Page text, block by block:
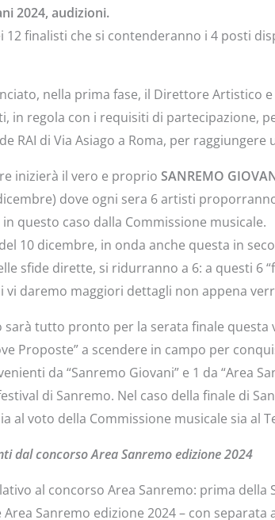
2024, audizioni.
12 finalisti che si contenderanno i 4 posti
nella prima fase, il Direttore Artistico
in regola con i requisiti di partecipazione,
RAI di Via Asiago a Roma, per
inizierà il vero e proprio SANREMO
dove ogni sera 6 artisti
questo caso dalla Commissione musicale.
10 dicembre, in onda anche questa in
sfide dirette, si ridurranno a 6: a questi 6
vi daremo maggiori dettagli non appena
tutto pronto per la serata finale questa
Proposte” a scendere in campo per
da “Sanremo Giovani” e 1 da “Area
di Sanremo. Nel caso della finale di
al voto della Commissione musicale sia al
dal concorso Area Sanremo edizione 2024
al concorso Area Sanremo: prima
Sanremo edizione 2024 – con